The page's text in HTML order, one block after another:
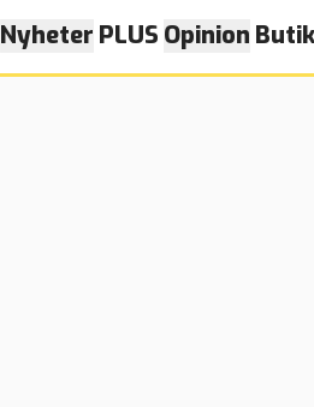
Nyheter PLUS Opinion Butik